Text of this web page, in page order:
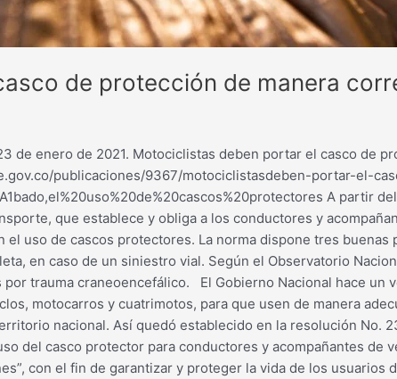
de protección de manera
de enero de 2021. Motociclistas deben portar el casco de
publicaciones/9367/motociclistasdeben-portar-el-
A partir
que establece y obliga a los conductores y
uso de cascos protectores. La norma dispone tres
en caso de un siniestro vial. Según el Observatorio
trauma craneoencefálico. El Gobierno Nacional hace un
motocarros y cuatrimotos, para que usen de manera
nacional. Así quedó establecido en la resolución No.
del casco protector para conductores y acompañantes
con el fin de garantizar y proteger la vida de los usuarios